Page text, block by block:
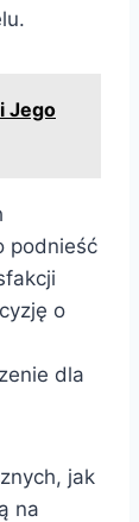
Jego
podnieść
o
dla
jak
na